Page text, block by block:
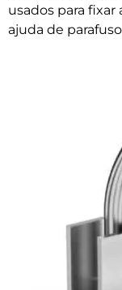
usados para fixar
ajuda de